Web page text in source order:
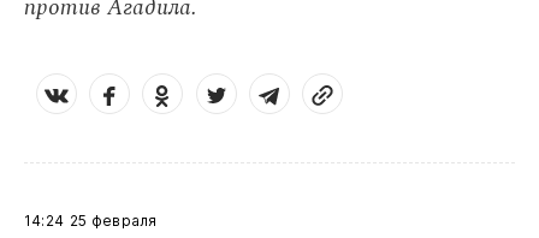
против Агадила.
14:24 25 февраля